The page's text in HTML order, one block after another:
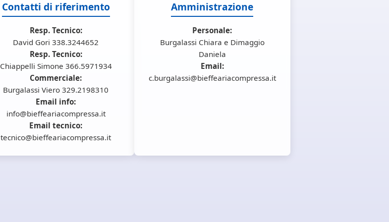
Contatti di riferimento
Resp. Tecnico:
David Gori 338.3244652
Resp. Tecnico:
Chiappelli Simone 366.5971934
Commerciale:
Burgalassi Viero 329.2198310
Email info:
info@bieffeariacompressa.it
Email tecnico:
tecnico@bieffeariacompressa.it
Amministrazione
Personale:
Burgalassi Chiara e Dimaggio
Daniela
Email:
c.burgalassi@bieffeariacompressa.it